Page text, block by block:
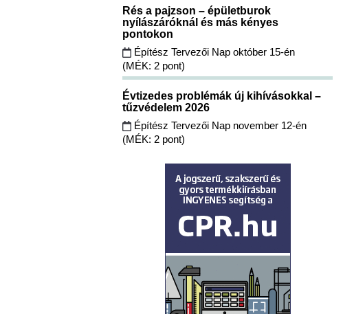
Rés a pajzson – épületburok
nyílászáróknál és más kényes
pontokon
Építész Tervezői Nap október 15-én
(MÉK: 2 pont)
Évtizedes problémák új kihívásokkal –
tűzvédelem 2026
Építész Tervezői Nap november 12-én
(MÉK: 2 pont)